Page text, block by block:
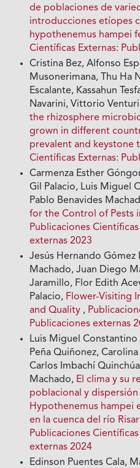
de poblaciones de
introducciones etíopes
hypothenemus hampei
Científicas Externas:
Cristina Bez, Alfonso
Musonerimana, Thu Ha
Escalante, Kassahun
Navarini, Vittorio
the rhizosphere
grown in different
prevalent and keystone
Científicas Externas:
Carmenza Esther
Gil Palacio, Luis Miguel
Pablo Benavides
for the Control of Pests
Publicaciones
externas 2023
Jesús Hernando Gómez
Machado, Juan Diego
Jaramillo, Flor Edith
Palacio, Flower-Visiting
and Quality ,
Publicaciones externas
Luis Miguel
Peña Quiñonez,
Carlos Imbachí
Machado, El clima y su
poblacional y
Hypothenemus hampei
en la cuenca del río
Publicaciones
externas 2024
Edinson Puentes Cala,